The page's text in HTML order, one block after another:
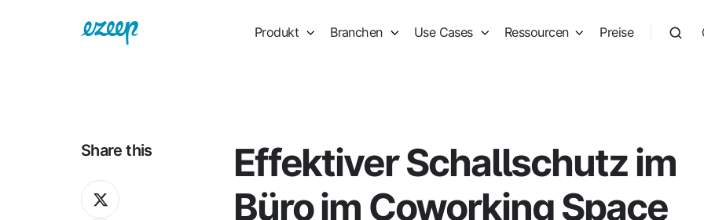
Produkt Branchen Use Cases Ressourcen Preise
Effektiver Schallschutz im
Büro im Coworking Space
Share this
Share
on